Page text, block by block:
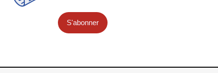
S'abonner